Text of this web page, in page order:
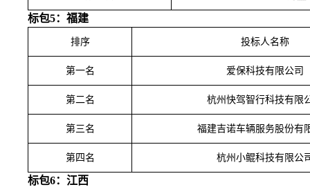
标包5：福建
排序 投标人名称
第一名 爱保科技有限公司
第二名 杭州快驾智行科技有限
第三名 福建吉诺车辆服务股份有
第四名 杭州小鲲科技有限公
标包6：江西